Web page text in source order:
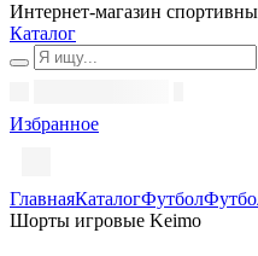
Интернет-магазин
Каталог
Избранное
ГлавнаяКаталогФутбол
Шорты игровые Keimo